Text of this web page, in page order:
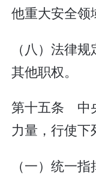
他重大安全领
（八）法律
其他职权。
第十五条 中
力量，行使下
（一）统一